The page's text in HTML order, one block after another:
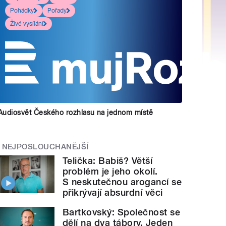
Pohádky
Pořady
Živé vysílání
Českého rozhlasu na jednom místě
NEJPOSLOUCHANĚJŠÍ
Telička: Babiš? Větší
problém je jeho okolí.
S neskutečnou arogancí se
přikrývají absurdní věci
Bartkovský: Společnost se
dělí na dva tábory. Jeden